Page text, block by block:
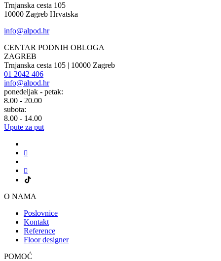
Trnjanska cesta 105
10000 Zagreb Hrvatska
info@alpod.hr
CENTAR PODNIH OBLOGA
ZAGREB
Trnjanska cesta 105 | 10000 Zagreb
01 2042 406
info@alpod.hr
ponedeljak - petak:
8.00 - 20.00
subota:
8.00 - 14.00
Upute za put
O NAMA
Poslovnice
Kontakt
Reference
Floor designer
POMOĆ